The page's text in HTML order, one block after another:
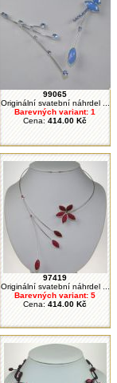
99065
Originální svatební náhrdel ...
Barevných variant: 1
Cena: 414.00 Kč
97419
Originální svatební náhrdel ...
Barevných variant: 5
Cena: 414.00 Kč